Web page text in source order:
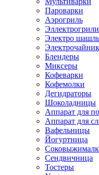
Пароварки
Аэрогриль
Эллектрогрили
Электро
Блендеры
Миксеры
Кофеварки
Кофемолки
Дегидраторы
Шоколадницы
Аппарат для
Аппарат для
Вафельницы
Йогуртница
Сендвичница
Тостеры